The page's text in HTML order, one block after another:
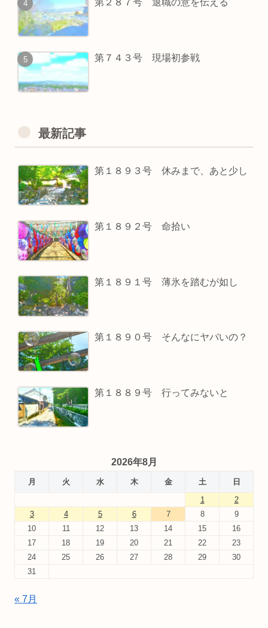
第７４３号 現場初参戦
最新記事
第１８９３号 休みまで、あと少し
第１８９２号 命拾い
第１８９１号 薄氷を踏むが如し
第１８９０号 そんなにヤバいの？
第１８８９号 行ってみないと
2026年8月
月 火 水 木 金 土
日
1
2
3
4 5 6 7 8
9
10
11 12 13 14 15
16
17
18 19 20 21 22
23
24
25 26 27 28 29
30
31
« 7月